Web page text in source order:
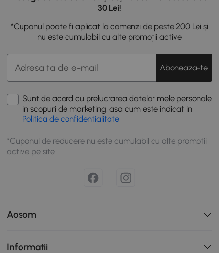
30 Lei!
*Cuponul poate fi aplicat la comenzi de peste 200 Lei și
nu este cumulabil cu alte promoții active
Aboneaza-te
Sunt de acord cu prelucrarea datelor mele personale
in scopuri de marketing, asa cum este indicat in
Politica de confidentialitate
*Cuponul de reducere nu este cumulabil cu alte promotii
active pe site
Aosom
Informatii